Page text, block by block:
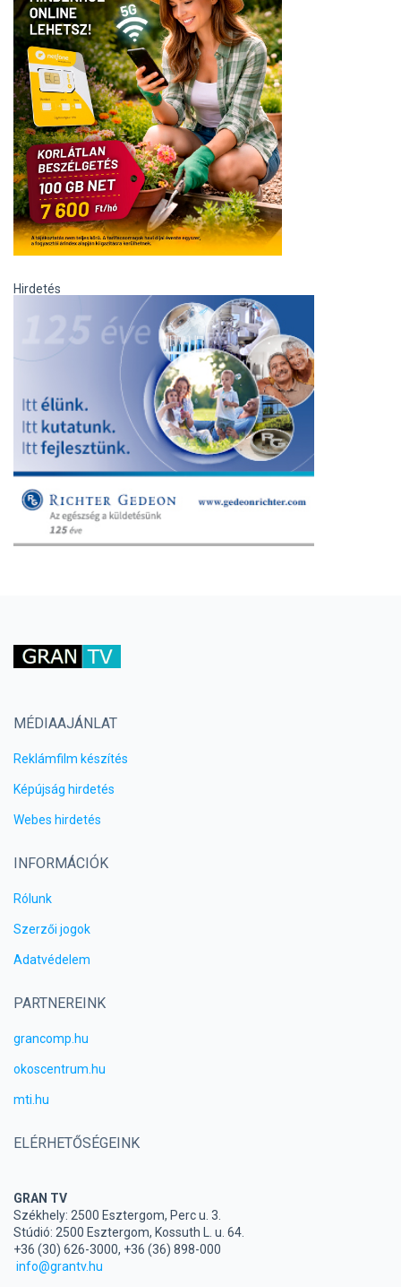
Hirdetés
MÉDIAAJÁNLAT
Reklámfilm készítés
Képújság hirdetés
Webes hirdetés
INFORMÁCIÓK
Rólunk
Szerzői jogok
Adatvédelem
PARTNEREINK
grancomp.hu
okoscentrum.hu
mti.hu
ELÉRHETŐSÉGEINK
GRAN TV
Székhely: 2500 Esztergom, Perc u. 3.
Stúdió: 2500 Esztergom, Kossuth L. u. 64.
+36 (30) 626-3000, +36 (36) 898-000
info@grantv.hu